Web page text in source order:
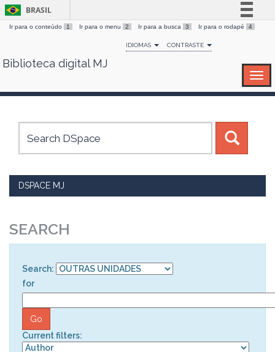
Skip
BRASIL
Simplifique!
Comunica BR
Canais
Ir para o conteúdo 1 Ir para o menu 2 Ir para a busca 3 Ir para o rodapé 4
IDIOMAS CONTRASTE
Biblioteca digital MJ
DSPACE MJ
SEARCH
Search:
for
Current filters: